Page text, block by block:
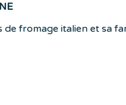
fromage italien et sa